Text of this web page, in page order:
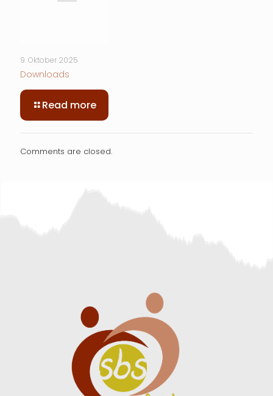
9. Oktober 2025
Downloads
Read more-
Downloads
Comments are closed.